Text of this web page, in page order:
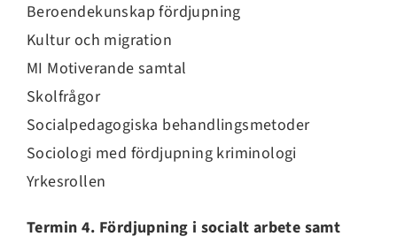
Beroendekunskap fördjupning
Kultur och migration
MI Motiverande samtal
Skolfrågor
Socialpedagogiska behandlingsmetoder
Sociologi med fördjupning kriminologi
Yrkesrollen
Termin 4. Fördjupning i socialt arbete samt